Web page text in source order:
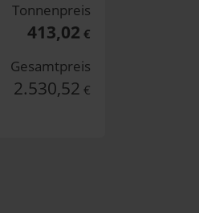
Tonnenpreis
413,02 €
Gesamtpreis
2.530,52 €